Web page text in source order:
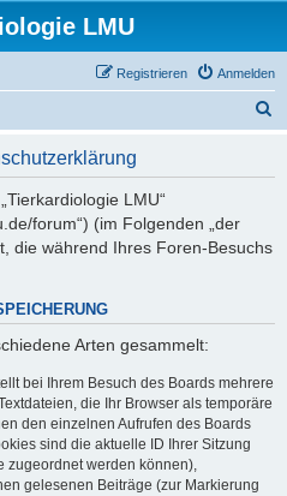
LMU
Anmelden
Registrieren
LMU“
forum“) (im Folgenden „der
die während Ihres Foren-Besuchs
Arten gesammelt:
bei Ihrem Besuch des Boards mehrere
die Ihr Browser als temporäre
den einzelnen Aufrufen des Boards
sind die aktuelle ID Ihrer Sitzung
zugeordnet werden können),
gelesenen Beiträge (zur Markierung